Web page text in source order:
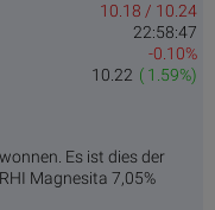
10.18 / 10.24
22:58:47
-0.10%
( 1.59%)
10.22
Es ist dies der
Magnesita 7,05%